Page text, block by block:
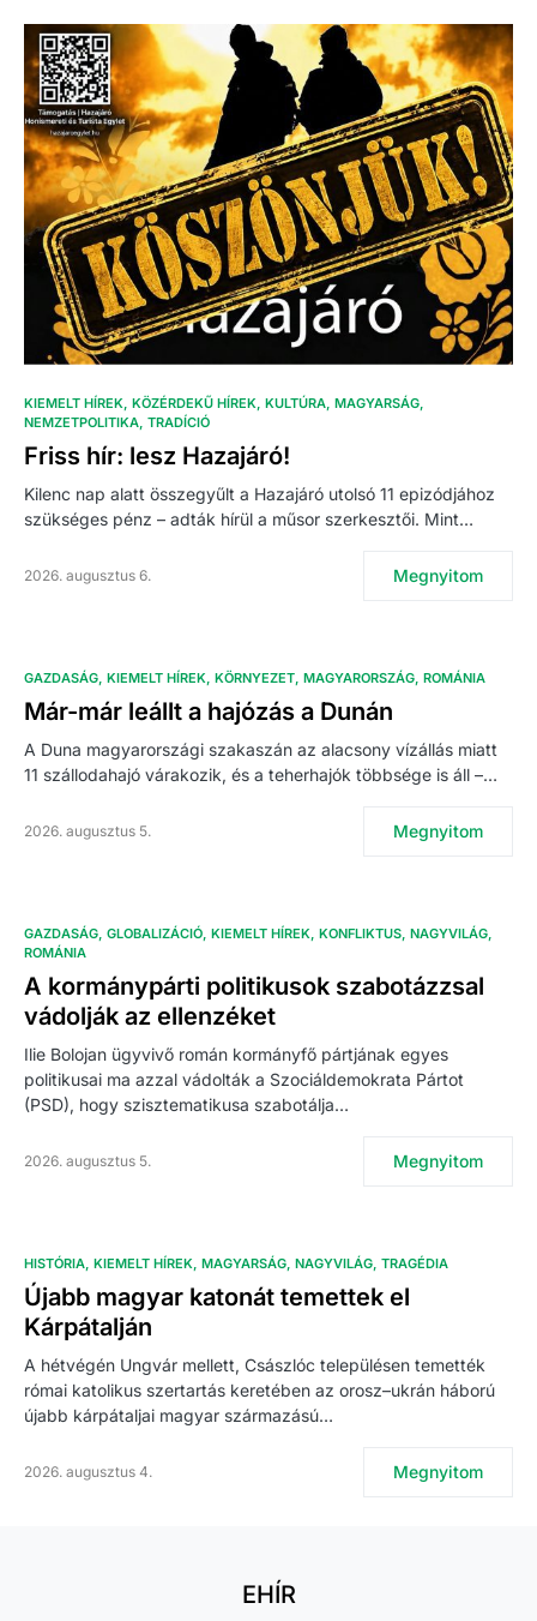
KIEMELT HÍREK KÖZÉRDEKŰ HÍREK KULTÚRA MAGYARSÁG
NEMZETPOLITIKA TRADÍCIÓ
Friss hír: lesz Hazajáró!
Kilenc nap alatt összegyűlt a Hazajáró utolsó 11 epizódjához
szükséges pénz – adták hírül a műsor szerkesztői. Mint…
2026. augusztus 6. Megnyitom
GAZDASÁG KIEMELT HÍREK KÖRNYEZET MAGYARORSZÁG ROMÁNIA
Már-már leállt a hajózás a Dunán
A Duna magyarországi szakaszán az alacsony vízállás miatt
11 szállodahajó várakozik, és a teherhajók többsége is áll –…
2026. augusztus 5. Megnyitom
GAZDASÁG GLOBALIZÁCIÓ KIEMELT HÍREK KONFLIKTUS NAGYVILÁG
ROMÁNIA
A kormánypárti politikusok szabotázzsal
vádolják az ellenzéket
Ilie Bolojan ügyvivő román kormányfő pártjának egyes
politikusai ma azzal vádolták a Szociáldemokrata Pártot
(PSD), hogy szisztematikusa szabotálja…
2026. augusztus 5. Megnyitom
HISTÓRIA KIEMELT HÍREK MAGYARSÁG NAGYVILÁG TRAGÉDIA
Újabb magyar katonát temettek el
Kárpátalján
A hétvégén Ungvár mellett, Császlóc településen temették
római katolikus szertartás keretében az orosz–ukrán háború
újabb kárpátaljai magyar származású…
2026. augusztus 4. Megnyitom
EHÍR